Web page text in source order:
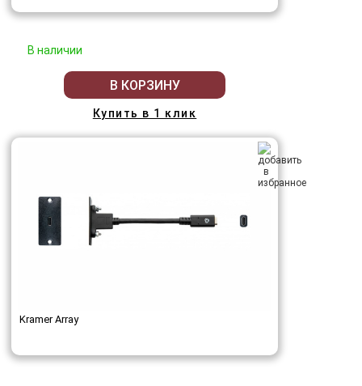
В наличии
В КОРЗИНУ
Купить в 1 клик
Kramer Array